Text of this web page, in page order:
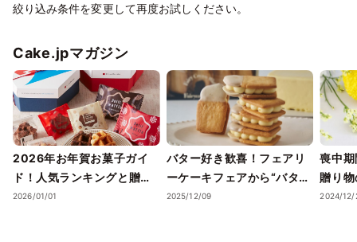
絞り込み条件を変更して再度お試しください。
Cake.jpマガジン
2026年お年賀お菓子ガイ
ド！人気ランキングと贈り
方のポイント
2026/01/01
バター好き歓喜！フェアリ
ーケーキフェアから“バター
そのもの”を味わう「究極の
2025/12/09
喪中
贈り
2024/12/